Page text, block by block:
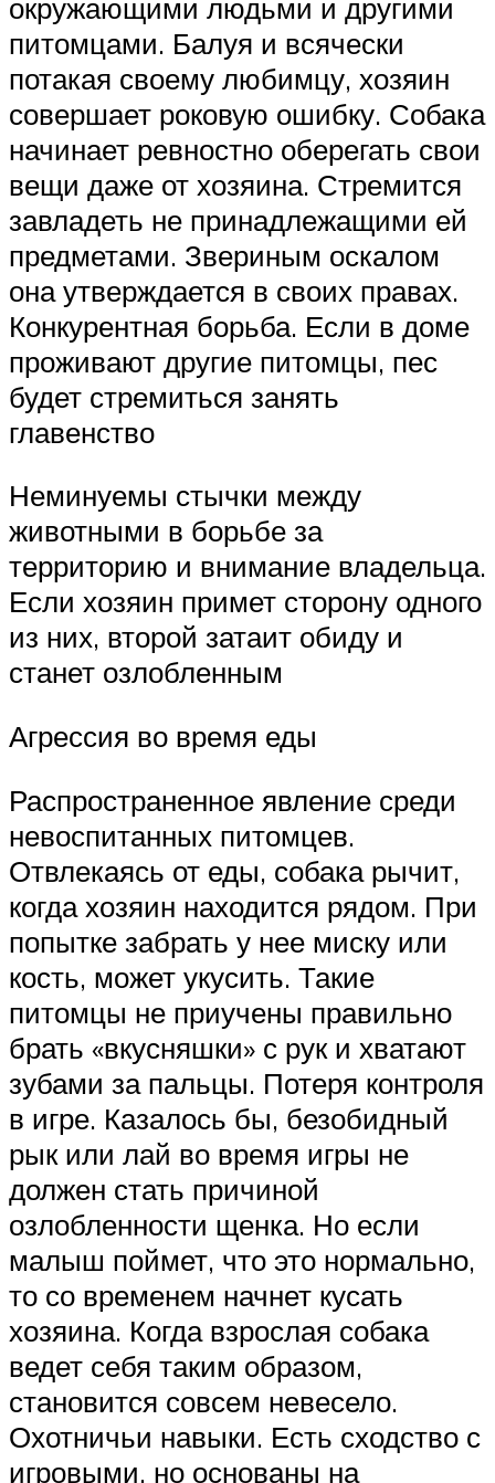
окружающими людьми и другими
питомцами. Балуя и всячески
потакая своему любимцу, хозяин
совершает роковую ошибку. Собака
начинает ревностно оберегать свои
вещи даже от хозяина. Стремится
завладеть не принадлежащими ей
предметами. Звериным оскалом
она утверждается в своих правах.
Конкурентная борьба. Если в доме
проживают другие питомцы, пес
будет стремиться занять
главенство
Неминуемы стычки между
животными в борьбе за
территорию и внимание владельца.
Если хозяин примет сторону одного
из них, второй затаит обиду и
станет озлобленным
Агрессия во время еды
Распространенное явление среди
невоспитанных питомцев.
Отвлекаясь от еды, собака рычит,
когда хозяин находится рядом. При
попытке забрать у нее миску или
кость, может укусить. Такие
питомцы не приучены правильно
брать «вкусняшки» с рук и хватают
зубами за пальцы. Потеря контроля
в игре. Казалось бы, безобидный
рык или лай во время игры не
должен стать причиной
озлобленности щенка. Но если
малыш поймет, что это нормально,
то со временем начнет кусать
хозяина. Когда взрослая собака
ведет себя таким образом,
становится совсем невесело.
Охотничьи навыки. Есть сходство с
игровыми, но основаны на